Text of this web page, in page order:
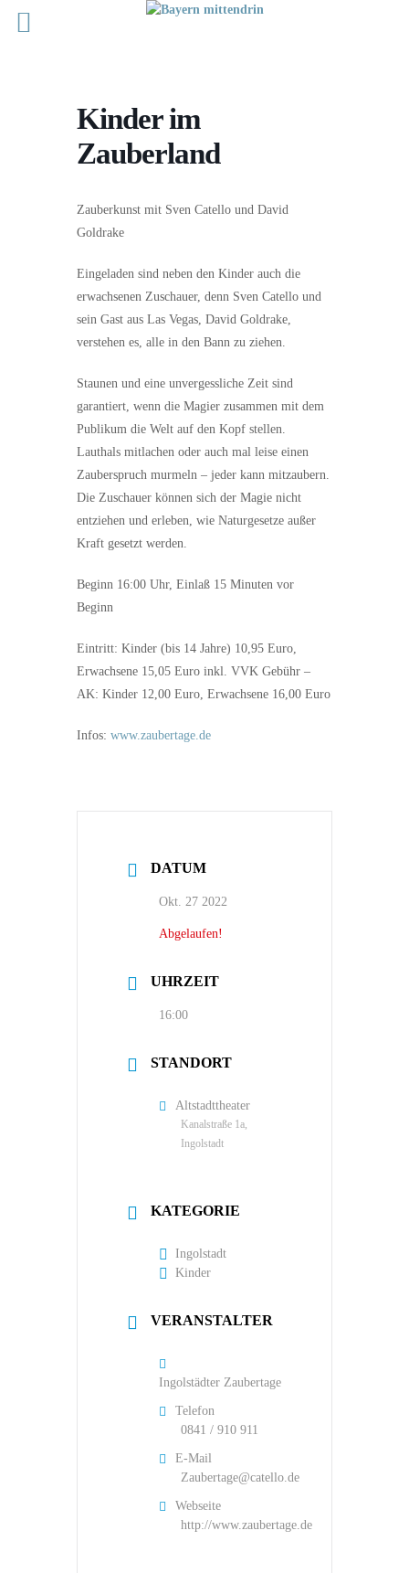
Kinder im
Zauberland
Zauberkunst mit Sven Catello und David
Goldrake
Eingeladen sind neben den Kinder auch die
erwachsenen Zuschauer, denn Sven Catello und
sein Gast aus Las Vegas, David Goldrake,
verstehen es, alle in den Bann zu ziehen.
Staunen und eine unvergessliche Zeit sind
garantiert, wenn die Magier zusammen mit dem
Publikum die Welt auf den Kopf stellen.
Lauthals mitlachen oder auch mal leise einen
Zauberspruch murmeln – jeder kann mitzaubern.
Die Zuschauer können sich der Magie nicht
entziehen und erleben, wie Naturgesetze außer
Kraft gesetzt werden.
Beginn 16:00 Uhr, Einlaß 15 Minuten vor
Beginn
Eintritt: Kinder (bis 14 Jahre) 10,95 Euro,
Erwachsene 15,05 Euro inkl. VVK Gebühr –
AK: Kinder 12,00 Euro, Erwachsene 16,00 Euro
Infos: www.zaubertage.de
DATUM
Okt. 27 2022
Abgelaufen!
UHRZEIT
16:00
STANDORT
Altstadttheater
Kanalstraße 1a,
Ingolstadt
KATEGORIE
Ingolstadt
Kinder
VERANSTALTER
Ingolstädter Zaubertage
Telefon
0841 / 910 911
E-Mail
Zaubertage@catello.de
Webseite
http://www.zaubertage.de